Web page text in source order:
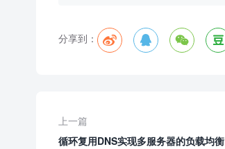
分享到：    
上一篇
循环复用DNS实现多服务器的负载均衡